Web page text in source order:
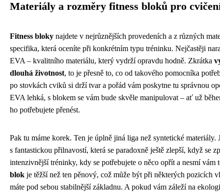
Materiály a rozměry fitness bloků pro
Fitness bloky najdete v nejrůznějších provedeních a z různých
specifika, která oceníte při konkrétním typu tréninku. Nejčastěji
EVA – kvalitního materiálu, který vydrží opravdu hodně. Zkrátka
dlouhá životnost, to je přesně to, co od takového pomocníka
po stovkách cviků si drží tvar a pořád vám poskytne tu správnou
EVA lehká, s blokem se vám bude skvěle manipulovat – ať už
ho potřebujete přenést.
Pak tu máme korek. Ten je úplně jiná liga než syntetické materiály.
s fantastickou přilnavostí, která se paradoxně ještě zlepší, když se
intenzivnější tréninky, kdy se potřebujete o něco opřít a nesmí vám
blok je těžší než ten pěnový, což může být při některých pozicích
máte pod sebou stabilnější základnu. A pokud vám záleží na